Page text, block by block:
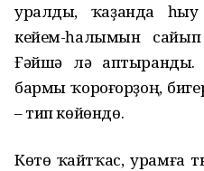
уралды, ҡаҙанда
кейем-һалымын
Ғәйшә лә
бармы ҡороғорҙоң,
– тип көйөндө.
Көтөү ҡайтҡас, урамға